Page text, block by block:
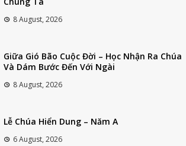
8 August, 2026
Giữa Gió Bão Cuộc Đời – Học Nhận Ra Chúa
Và Dám Bước Đến Với Ngài
8 August, 2026
Lễ Chúa Hiển Dung – Năm A
6 August, 2026